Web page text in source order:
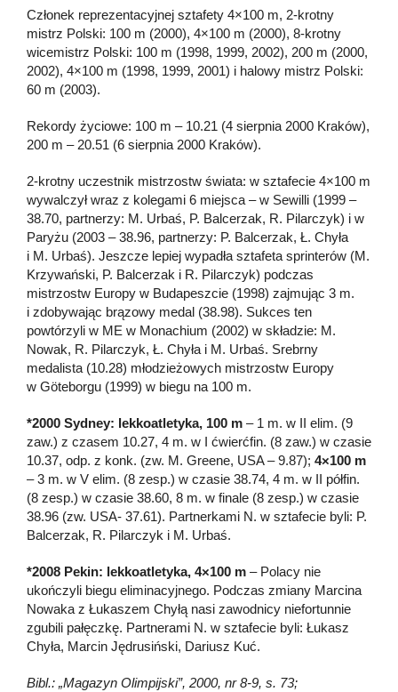
Członek reprezentacyjnej sztafety 4×100 m, 2-krotny
mistrz Polski: 100 m (2000), 4×100 m (2000), 8-krotny
wicemistrz Polski: 100 m (1998, 1999, 2002), 200 m (2000,
2002), 4×100 m (1998, 1999, 2001) i halowy mistrz Polski:
60 m (2003).
Rekordy życiowe: 100 m – 10.21 (4 sierpnia 2000 Kraków),
200 m – 20.51 (6 sierpnia 2000 Kraków).
2-krotny uczestnik mistrzostw świata: w sztafecie 4×100 m
wywalczył wraz z kolegami 6 miejsca – w Sewilli (1999 –
38.70, partnerzy: M. Urbaś, P. Balcerzak, R. Pilarczyk) i w
Paryżu (2003 – 38.96, partnerzy: P. Balcerzak, Ł. Chyła
i M. Urbaś). Jeszcze lepiej wypadła sztafeta sprinterów (M.
Krzywański, P. Balcerzak i R. Pilarczyk) podczas
mistrzostw Europy w Budapeszcie (1998) zajmując 3 m.
i zdobywając brązowy medal (38.98). Sukces ten
powtórzyli w ME w Monachium (2002) w składzie: M.
Nowak, R. Pilarczyk, Ł. Chyła i M. Urbaś. Srebrny
medalista (10.28) młodzieżowych mistrzostw Europy
w Göteborgu (1999) w biegu na 100 m.
*2000 Sydney: lekkoatletyka, 100 m – 1 m. w II elim. (9
zaw.) z czasem 10.27, 4 m. w I ćwierćfin. (8 zaw.) w czasie
10.37, odp. z konk. (zw. M. Greene, USA – 9.87); 4×100 m
– 3 m. w V elim. (8 zesp.) w czasie 38.74, 4 m. w II półfin.
(8 zesp.) w czasie 38.60, 8 m. w finale (8 zesp.) w czasie
38.96 (zw. USA- 37.61). Partnerkami N. w sztafecie byli: P.
Balcerzak, R. Pilarczyk i M. Urbaś.
*2008 Pekin: lekkoatletyka, 4×100 m – Polacy nie
ukończyli biegu eliminacyjnego. Podczas zmiany Marcina
Nowaka z Łukaszem Chyłą nasi zawodnicy niefortunnie
zgubili pałęczkę. Partnerami N. w sztafecie byli: Łukasz
Chyła, Marcin Jędrusiński, Dariusz Kuć.
Bibl.: „Magazyn Olimpijski”, 2000, nr 8-9, s. 73;